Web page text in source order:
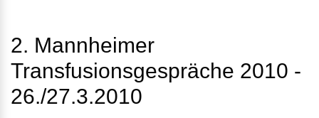
2. Mannheimer
Transfusionsgespräche 2010 -
26./27.3.2010